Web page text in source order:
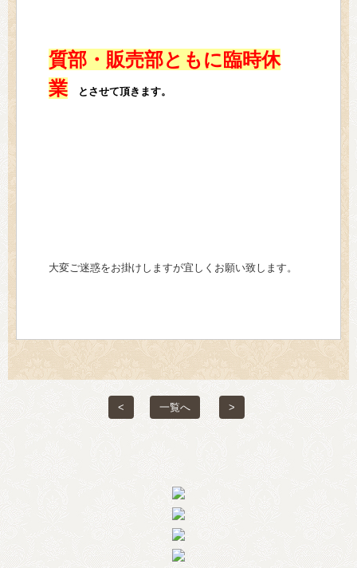
質部・販売部ともに臨時休
業
とさせて頂きます。
大変ご迷惑をお掛けしますが宜しくお願い致します。
< 一覧へ >
> プライバシーポリシー